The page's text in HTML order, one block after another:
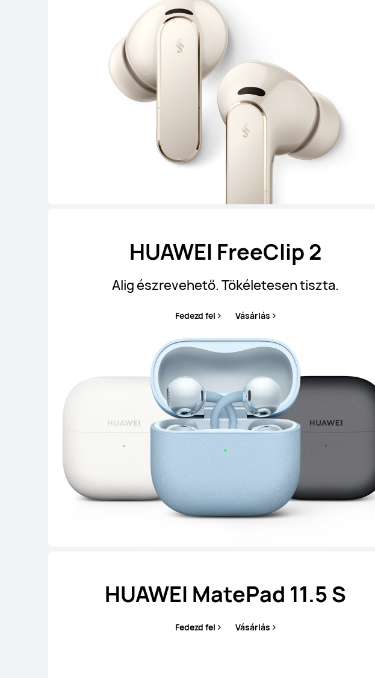
HUAWEI FreeClip 2
Alig észrevehető. Tökéletesen tiszta.
Fedezd fel Vásárlás
HUAWEI MatePad 11.5 S
Fedezd fel Vásárlás